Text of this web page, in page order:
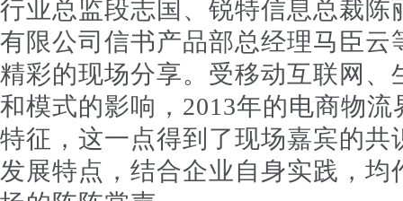
行业总监段志国、锐特信息总裁
有限公司信书产品部总经理马臣
精彩的现场分享。受移动互联网、
和模式的影响，2013年的电商物
特征，这一点得到了现场嘉宾的
发展特点，结合企业自身实践，